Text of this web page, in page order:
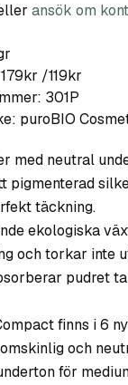
ansök om
/119kr
301P
puroBIO
med neutral
pigmenterad
täckning.
ekologiska
och torkar inte
pudret
finns i 6
och
för